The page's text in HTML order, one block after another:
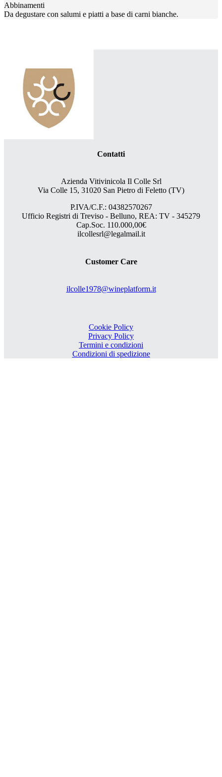
Abbinamenti
Da degustare con salumi e piatti a base di carni bianche.
Contatti
Azienda Vitivinicola Il Colle Srl
Via Colle 15, 31020 San Pietro di Feletto (TV)
P.IVA/C.F.: 04382570267
Ufficio Registri di Treviso - Belluno, REA: TV - 345279
Cap.Soc. 110.000,00€
ilcollesrl@legalmail.it
Customer Care
ilcolle1978@wineplatform.it
Cookie Policy
Privacy Policy
Termini e condizioni
Condizioni di spedizione